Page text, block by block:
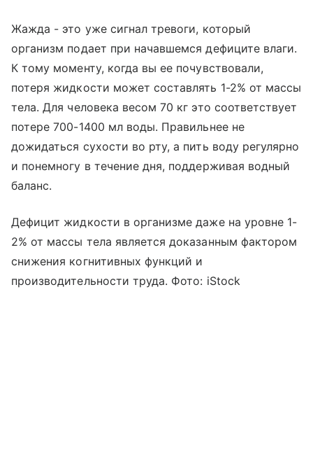
Жажда - это уже сигнал тревоги, который
организм подает при начавшемся дефиците влаги.
К тому моменту, когда вы ее почувствовали,
потеря жидкости может составлять 1-2% от массы
тела. Для человека весом 70 кг это соответствует
потере 700-1400 мл воды. Правильнее не
дожидаться сухости во рту, а пить воду регулярно
и понемногу в течение дня, поддерживая водный
баланс.
Дефицит жидкости в организме даже на уровне 1-
2% от массы тела является доказанным фактором
снижения когнитивных функций и
производительности труда. Фото: iStock